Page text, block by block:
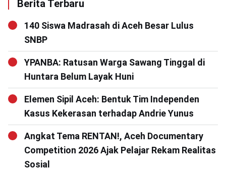
Berita Terbaru
140 Siswa Madrasah di Aceh Besar Lulus
SNBP
YPANBA: Ratusan Warga Sawang Tinggal di
Huntara Belum Layak Huni
Elemen Sipil Aceh: Bentuk Tim Independen
Kasus Kekerasan terhadap Andrie Yunus
Angkat Tema RENTAN!, Aceh Documentary
Competition 2026 Ajak Pelajar Rekam Realitas
Sosial